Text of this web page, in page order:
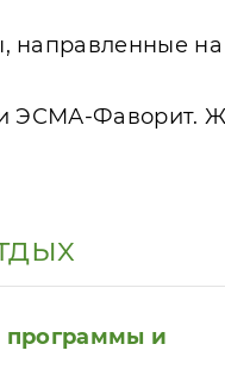
ЭСМА-Фаворит.
программы и